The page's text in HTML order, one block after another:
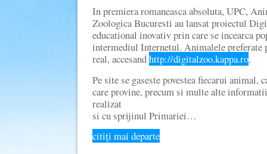
In premiera romaneasca absoluta, UPC,
Zoologica Bucuresti au lansat proiectul
educational inovativ prin care se incearca
intermediul Internetul. Animalele
real, accesandhttp://digitalzoo.kappa.ro.
Pe site se gaseste povestea fiecarui
care provine, precum si multe alte
realizat
si cu sprijinul Primariei…
citiţi mai departe